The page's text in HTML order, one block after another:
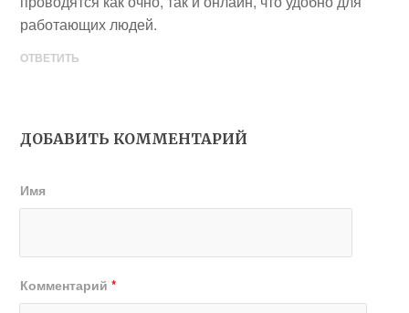
работающих людей.
ОТВЕТИТЬ
ДОБАВИТЬ КОММЕНТАРИЙ
Имя
Комментарий*